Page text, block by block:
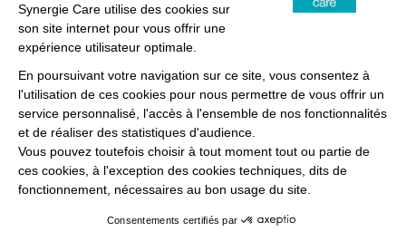
Lanceur d'alertes
Préférences des cookies
Synergie Care, réseau d'agences d'emploi spécialisées dans
la délégation de personnel médical et paramédical, filiale du
groupe Synergie.